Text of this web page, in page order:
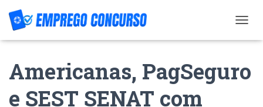
O
L
Americanas, PagSeguro
e SEST SENAT com